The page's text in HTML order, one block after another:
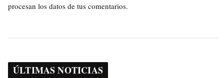
procesan los datos de tus comentarios.
ÚLTIMAS NOTICIAS